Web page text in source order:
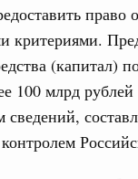
критериями.
(капитал)
100 млрд
сведений,
контролем
пятница
среда